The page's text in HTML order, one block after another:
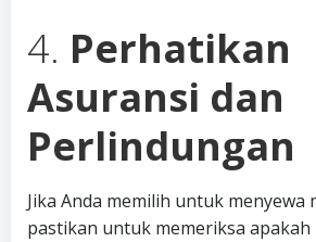
4. Perhatikan
Asuransi dan
Perlindungan
Jika Anda memilih untuk menyewa
pastikan untuk memeriksa